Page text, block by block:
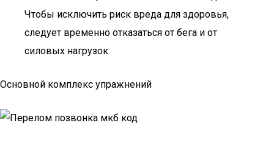
Чтобы исключить риск вреда для здоровья,
следует временно отказаться от бега и от
силовых нагрузок.
Основной комплекс упражнений